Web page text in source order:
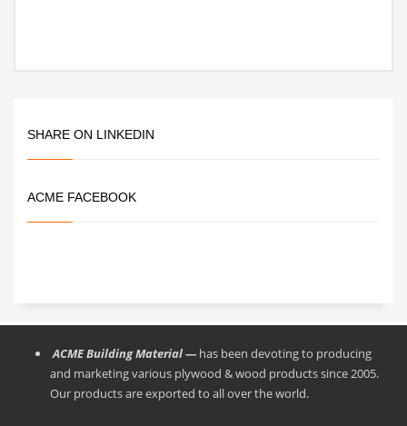
SHARE ON LINKEDIN
ACME FACEBOOK
ACME Building Material — has been devoting to producing
and marketing various plywood & wood products since 2005.
Our products are exported to all over the world.